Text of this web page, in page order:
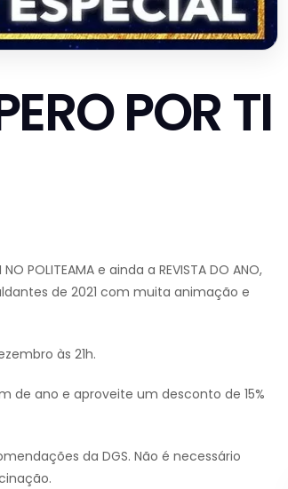
POR TI
POLITEAMA e ainda a REVISTA DO ANO,
de 2021 com muita animação e
às 21h.
de ano e aproveite um desconto de 15%
da DGS. Não é necessário